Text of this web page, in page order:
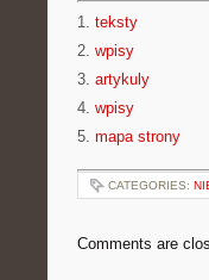
1. teksty
2. wpisy
3. artykuly
4. wpisy
5. mapa strony
CATEGORIES:
Comments are